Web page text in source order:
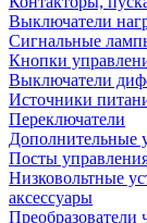
Выключатели
Сигнальные
Кнопки
Выключатели
Источники
Переключатели
Дополнительные
Посты
Низковольтные
аксессуары
Преобразователи